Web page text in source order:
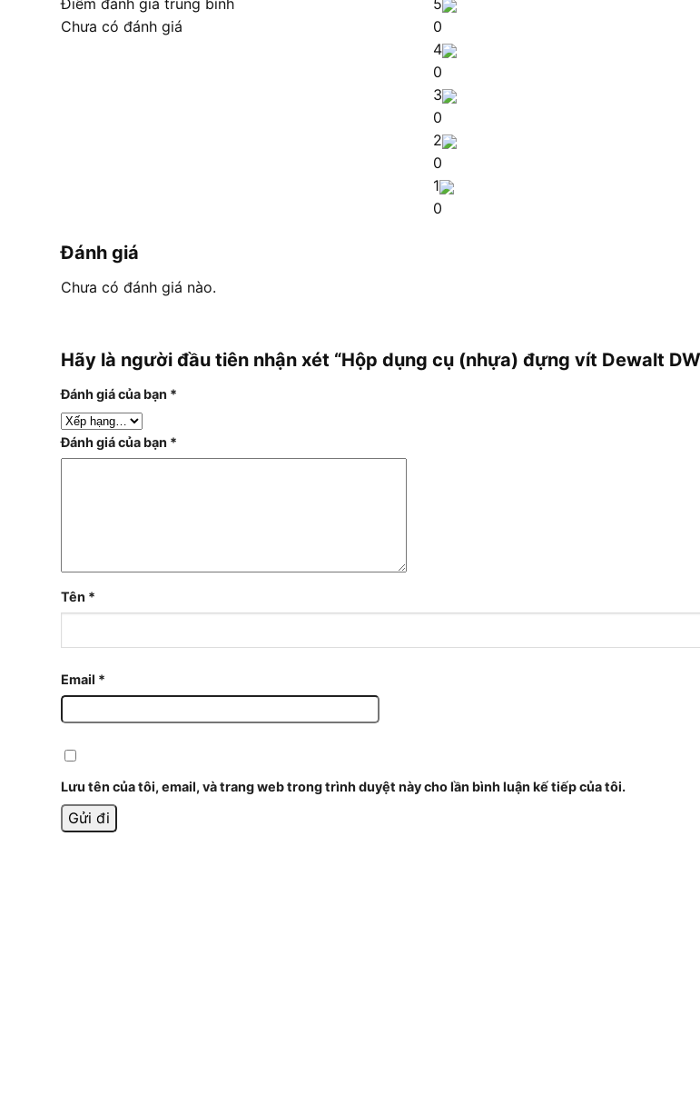
Điểm đánh giá trung bình
Chưa có đánh giá
5
0
4
0
3
0
2
0
1
0
Đánh giá
Chưa có đánh giá nào.
Hãy là người đầu tiên nhận xét “Hộp dụng cụ (nhựa) đựng vít Dewalt
Đánh giá của bạn *
Đánh giá của bạn *
Tên *
Email *
Lưu tên của tôi, email, và trang web trong trình duyệt này cho lần bình luận kế tiếp của tôi.